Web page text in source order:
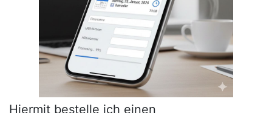
Hiermit bestelle ich einen